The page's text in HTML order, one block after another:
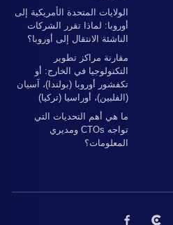
الولايات المتحدة الأمريكية إلى
أوروبا: لماذا تقرر الشركات
الناشئة الانتقال إلى أوروبا؟
مقارنة مراكز تطوير
التكنولوجيا في الخارج: أو
تكفشور أوروبا (بولندا)، آسيان
(الفلبين)، أوراسيا (تركيا)
ما هي أهم التحديات التي
تواجه CTOs ومديري
المعلومات؟